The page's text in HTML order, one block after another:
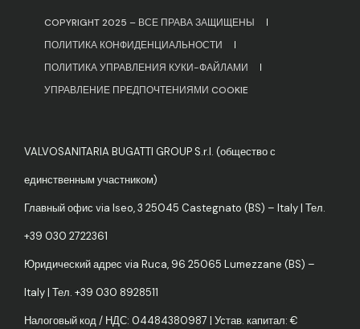
COPYRIGHT 2025 – ВСЕ ПРАВА ЗАЩИЩЕНЫ
ПОЛИТИКА КОНФИДЕНЦИАЛЬНОСТИ
ПОЛИТИКА УПРАВЛЕНИЯ КУКИ-ФАЙЛАМИ
УПРАВЛЕНИЕ ПРЕДПОЧТЕНИЯМИ COOKIE
VALVOSANITARIA BUGATTI GROUP S.r.l. (общество с
единственным участником)
Главный офис via Iseo, 3 25045 Castegnato (BS) – Italy | Тел.
+39 030 2722361
Юридический адрес via Ruca, 96 25065 Lumezzane (BS) –
Italy | Тел. +39 030 8928511
Налоговый код / НДС: 04484380987 | Устав. капитал: €